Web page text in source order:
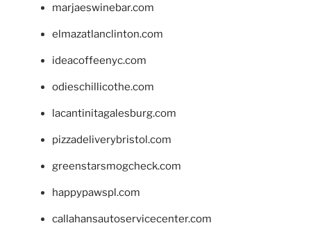
marjaeswinebar.com
elmazatlanclinton.com
ideacoffeenyc.com
odieschillicothe.com
lacantinitagalesburg.com
pizzadeliverybristol.com
greenstarsmogcheck.com
happypawspl.com
callahansautoservicecenter.com